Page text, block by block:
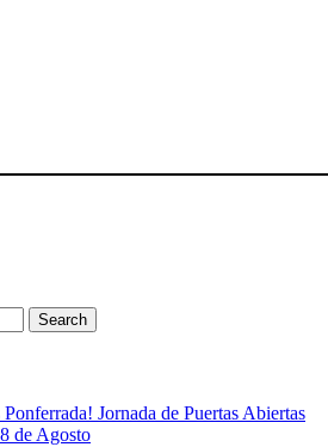
Ponferrada! Jornada de Puertas Abiertas
de Agosto